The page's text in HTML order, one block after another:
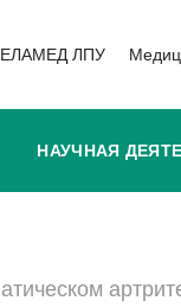
ЕЛАМЕД ЛПУ
НАУЧНАЯ